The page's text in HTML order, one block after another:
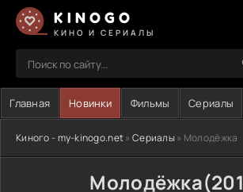
KINOGO
КИНО И СЕРИАЛЫ
Главная Новинки Фильмы Сериалы
Киного - my-kinogo.net»Сериалы» Молодёжка